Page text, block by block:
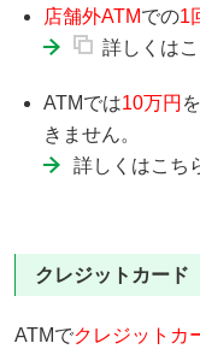
店舗外ATMでの1
詳しくは
ATMでは10万円
きません。
詳しくはこち
クレジットカード
ATMでクレジットカ